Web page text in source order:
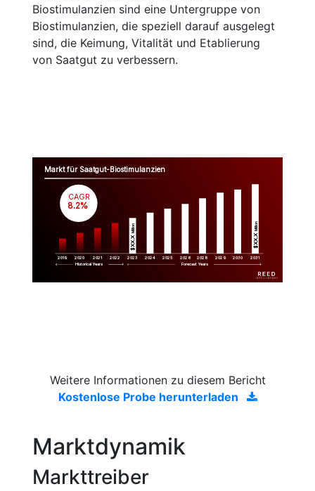
Biostimulanzien sind eine Untergruppe von
Biostimulanzien, die speziell darauf ausgelegt
sind, die Keimung, Vitalität und Etablierung
von Saatgut zu verbessern.
Markt für Saatgut-Biostimulanzien
2019 2020 2021 2022 2023 2024 2025 2026 2028 2029 2030 2031
$XX.X
Million
$XX.X
Million
CAGR
8.2%
Historical Years Forecast Years
Weitere Informationen zu diesem Bericht
Kostenlose Probe herunterladen
Marktdynamik
Markttreiber